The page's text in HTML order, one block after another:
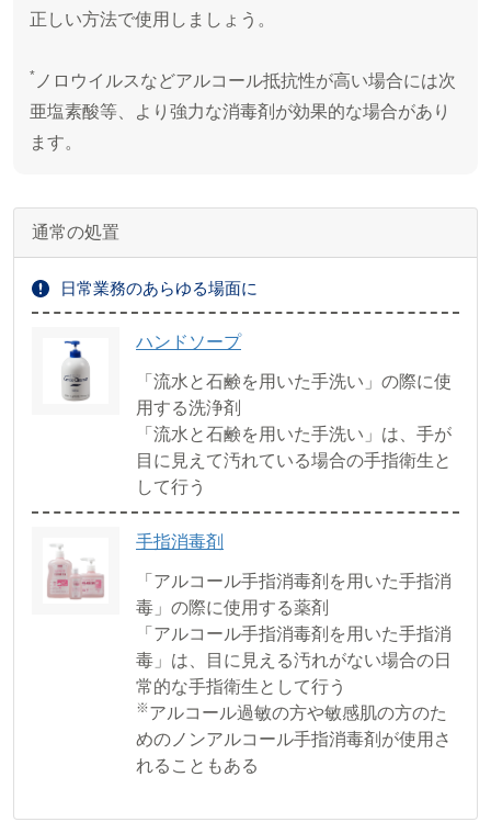
正しい方法で使用しましょう。
* ノロウイルスなどアルコール抵抗性が高い場合には次
亜塩素酸等、より強力な消毒剤が効果的な場合があり
ます。
通常の処置
日常業務のあらゆる場面に
ハンドソープ
「流水と石鹸を用いた手洗い」の際に使
用する洗浄剤
「流水と石鹸を用いた手洗い」は、手が
目に見えて汚れている場合の手指衛生と
して行う
手指消毒剤
「アルコール手指消毒剤を用いた手指消
毒」の際に使用する薬剤
「アルコール手指消毒剤を用いた手指消
毒」は、目に見える汚れがない場合の日
常的な手指衛生として行う
※アルコール過敏の方や敏感肌の方のた
めのノンアルコール手指消毒剤が使用さ
れることもある